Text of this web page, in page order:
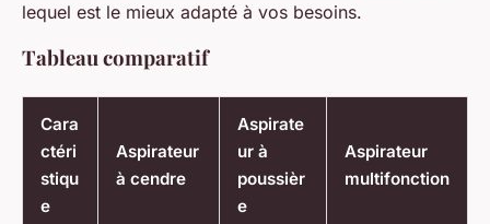
lequel est le mieux adapté à vos besoins.
Tableau comparatif
Cara
ctéri
stiqu
e
Aspirateur
à cendre
Aspirate
ur à
poussièr
e
Aspirateur
multifonction